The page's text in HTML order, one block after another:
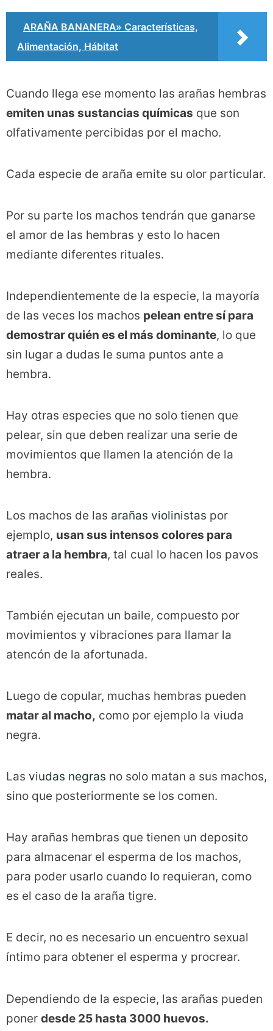
ARAÑA BANANERA» Características,
Alimentación, Hábitat
Cuando llega ese momento las arañas hembras
emiten unas sustancias químicas que son
olfativamente percibidas por el macho.
Cada especie de araña emite su olor particular.
Por su parte los machos tendrán que ganarse
el amor de las hembras y esto lo hacen
mediante diferentes rituales.
Independientemente de la especie, la mayoría
de las veces los machos pelean entre sí para
demostrar quién es el más dominante, lo que
sin lugar a dudas le suma puntos ante a
hembra.
Hay otras especies que no solo tienen que
pelear, sin que deben realizar una serie de
movimientos que llamen la atención de la
hembra.
Los machos de las arañas violinistas por
ejemplo, usan sus intensos colores para
atraer a la hembra, tal cual lo hacen los pavos
reales.
También ejecutan un baile, compuesto por
movimientos y vibraciones para llamar la
atencón de la afortunada.
Luego de copular, muchas hembras pueden
matar al macho, como por ejemplo la viuda
negra.
Las viudas negras no solo matan a sus machos,
sino que posteriormente se los comen.
Hay arañas hembras que tienen un deposito
para almacenar el esperma de los machos,
para poder usarlo cuando lo requieran, como
es el caso de la araña tigre.
E decir, no es necesario un encuentro sexual
íntimo para obtener el esperma y procrear.
Dependiendo de la especie, las arañas pueden
poner desde 25 hasta 3000 huevos.